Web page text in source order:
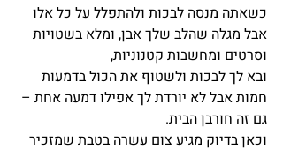
כשאתה מנסה לבכות ולהתפלל על כל אלו
אבל מגלה שהלב שלך אבן, ומלא בשטויות
וסרטים ומחשבות קטנוניות,
ובא לך לבכות ולשטוף את הכול בדמעות
חמות אבל לא יורדת לך אפילו דמעה אחת –
גם זה חורבן הבית.
וכאן בדיוק מגיע צום עשרה בטבת שמזכיר